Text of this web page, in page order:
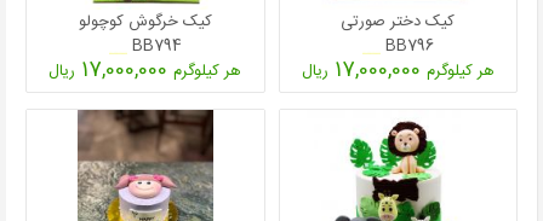
کیک دختر صورتی
BB796
هر کیلوگرم
ریال
کیک خرگوش کوچولو
BB794
هر کیلوگرم17,000,000 ریال